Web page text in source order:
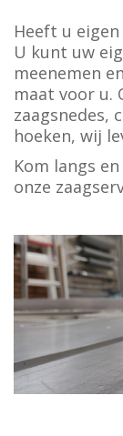
Heeft u
U kunt uw
meenemen
maat voor u.
zaagsnedes,
hoeken, wij
Kom langs
onze